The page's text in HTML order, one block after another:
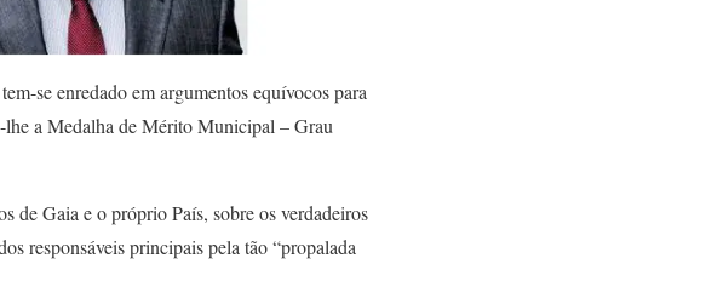
se enredado em argumentos equívocos para
a Medalha de Mérito Municipal – Grau
de Gaia e o próprio País, sobre os verdadeiros
responsáveis principais pela tão “propalada